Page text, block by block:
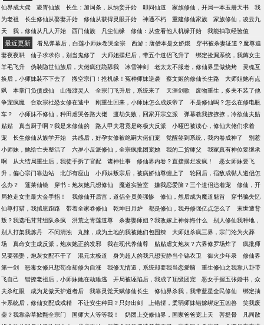
仙界成大佬
凌霄仙族 长生：加词条，从纳妾开始 叩问仙道 家族修仙，开局一本玉册天书
我
为老祖
长生修仙从娶妻开始 修仙从获得灵眼开始 神通不朽 重建修仙家族
家族修仙，凌云九
天
我，修仙从凡人开始 西门仙族 凡尘仙缘 修仙：从查看他人机缘开始 我能抽取经验值
最近更新 看见弹幕后，白莲小师妹卷哭全宗 西游：唐僧本是女娇娥
穿书被杀妻证道？魔尊追
妻夜夜哄
仙子求求你，别当鬼修了 大师姐摆烂后，带五个道侣飞升了
绑定捡漏系统，我薅女主
羊毛飞升
伪装隐世仙族后，大佬疯狂跪舔我 冰雪神剑 老太太不服老，修仙界里做烧烤
灵魂互
换后，小师妹装不下去了
搬空宗门！抢机缘！冤种师妹逆袭 蔡文姬的修仙长生路
大师姐她有点
飒
本掌门负债成仙 山海渡灵人 全宗门飞升后，系统来了 天涯剑歌
废物重生，多夫不装了他
争宠疯魔
合欢宗社恐女修在逃中 刚重生回来，小师妹怎么成妖帝了
不是修仙吗？怎么在修电瓶
车？
小师妹不修仙，种田虐哭各路大佬 渡劫失败，回家开宗立派
弹幕教我撩撩撩，冷欲仙夫贴
贴贴
真当厨子啊？我是来修仙的 路人甲夫君竟是终极大反派
小哑巴被读心，修仙大佬们求着
宠
长生修仙从族学开始 共感后，好孕女修被绝嗣大佬们宠 觉醒签到系统，我内卷成神了
别惹
小师妹，她给亡夫整活了
六岁小反派修仙，全宗疯批团宠她 我的二货师父
我家真有神位要继承
啊
从大结局重生后，我徒手拆了官配 诸神往事 修仙界内卷？直接摆烂发疯！
恶女师妹要飞
升，偏心宗门靠边站
北邙有座山 小师妹叛宗后，被病娇仙尊缠上了
轮回后，宿敌成黏人道侣怎
么办？
蓬莱仙镜 穿书：炮灰她只想修仙 魔道实验室 嫌我恋爱脑？三个道侣追着宠
修仙，开
局抢走女主最大金手指！
我修仙开后宫，道侣全员美强惨 修仙，然后成为魔道魁首
穿书骗失忆
仙尊打猎，我揣崽跑路
带着全家卷修仙 乾坤日月炉 都是修仙，我丹修强亿点怎么了
末世遭背
叛？我选毛茸茸组队杀疯
洪荒之青莲道尊 杀妻娶师姐？我改嫁上神你悔什么
别人修仙我种地，
别人打架我炼丹
不问清浊 丸辣，成为土地的我被她们包围辣
大师姐杀疯三界，宗门沦为火葬
场
真命女主成反派，炮灰她正的发邪 我在现代养仙尊 贴贴虐文炮灰？六界修罗场炸了
疯批师
兄要强娶，炮灰女配不干了
混元太极道 身为超人的我只想安静当个锦衣卫 御火少年录
修仙界
第一剑
恶毒女修只想苟命却修为自涨 我修无情道，系统却要我当恋爱脑
重生修仙之我靠八卦带
飞自己
错撩老祖后，小师妹她在劫难逃 开局被诬陷后，我成了顶级团宠
恶女手握五张婚书，众
夫杀红眼
成为龙傲天护道者后 我靠灵觉天赋修仙长生 修仙界杀我，我带蓝星全民修仙
绑定抽
卡系统后，修仙女配成戏精
不让安生种田？只好出剑 上错轿，柔弱师妹错嫁绑定五凶兽
笑我废
柴？我靠杂草掀翻全宗门
国师大人等等我！ 奶团上交修仙界，国家爸爸宠上天 菩提骨
凡间散